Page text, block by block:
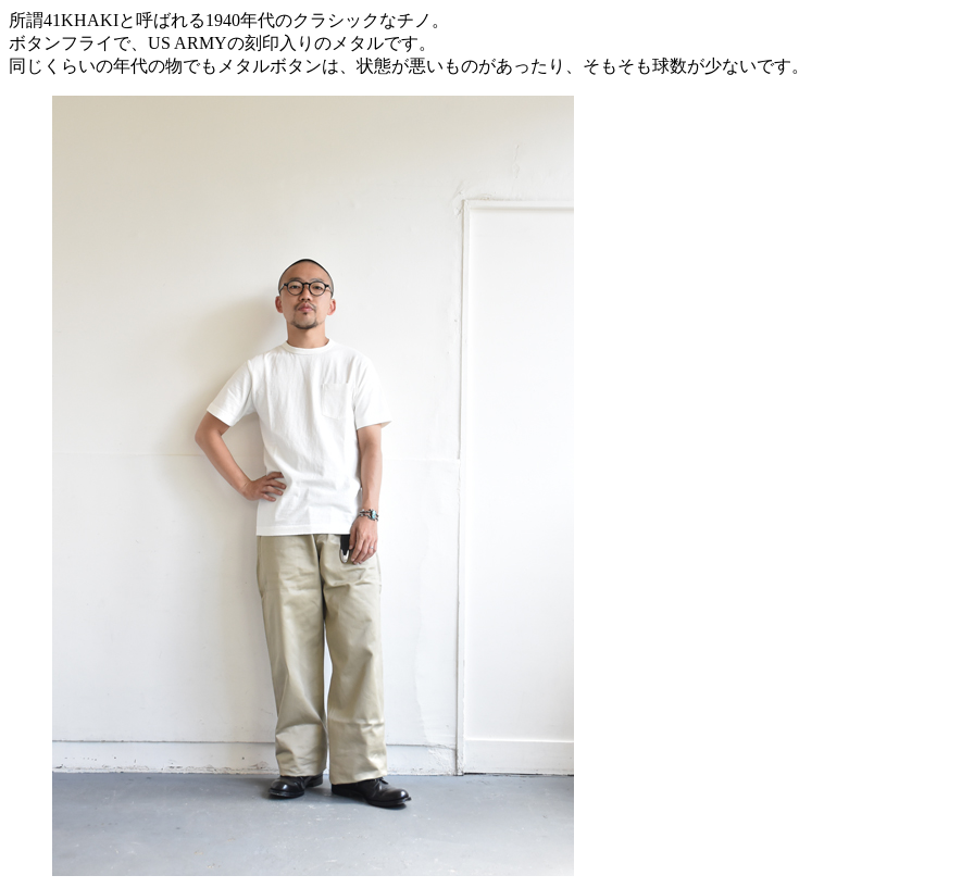
所謂41KHAKIと呼ばれる1940年代のクラシックなチノ。
ボタンフライで、US ARMYの刻印入りのメタルです。
同じくらいの年代の物でもメタルボタンは、状態が悪いものがあったり、そもそも球数が少ないです。